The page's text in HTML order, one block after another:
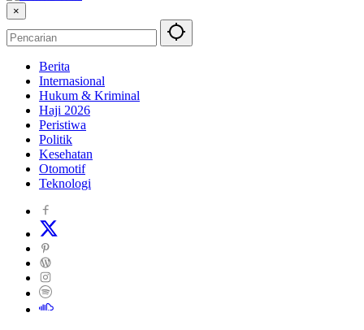
×
Berita
Internasional
Hukum & Kriminal
Haji 2026
Peristiwa
Politik
Kesehatan
Otomotif
Teknologi